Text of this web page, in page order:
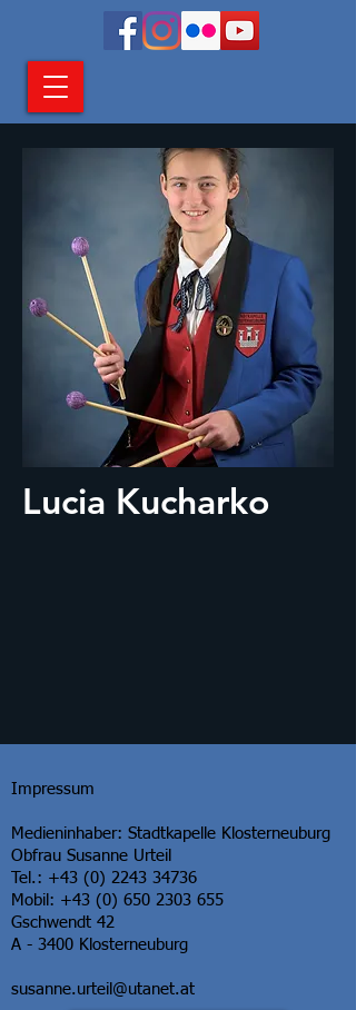
Lucia Kucharko
Impressum
Medieninhaber: Stadtkapelle Klosterneuburg
Obfrau Susanne Urteil
Tel.: +43 (0) 2243 34736
Mobil: +43 (0) 650 2303 655
Gschwendt 42
A - 3400 Klosterneuburg
susanne.urteil@utanet.at